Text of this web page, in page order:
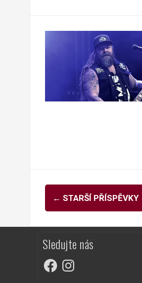
Navigace
pro
příspěvky
← STARŠÍ PŘÍSPĚVKY
Sledujte nás
FacebookInstagram